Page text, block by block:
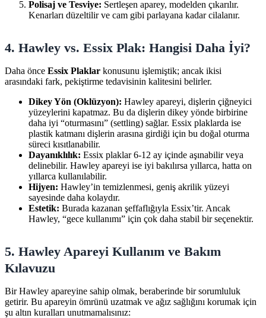
Polisaj ve Tesviye: Sertleşen aparey, modelden çıkarılır.
Kenarları düzeltilir ve cam gibi parlayana kadar cilalanır.
4. Hawley vs. Essix Plak: Hangisi Daha İyi?
Daha önce Essix Plaklar konusunu işlemiştik; ancak ikisi
arasındaki fark, pekiştirme tedavisinin kalitesini belirler.
Dikey Yön (Oklüzyon): Hawley apareyi, dişlerin çiğneyici
yüzeylerini kapatmaz. Bu da dişlerin dikey yönde birbirine
daha iyi “oturmasını” (settling) sağlar. Essix plaklarda ise
plastik katmanı dişlerin arasına girdiği için bu doğal oturma
süreci kısıtlanabilir.
Dayanıklılık: Essix plaklar 6-12 ay içinde aşınabilir veya
delinebilir. Hawley apareyi ise iyi bakılırsa yıllarca, hatta on
yıllarca kullanılabilir.
Hijyen: Hawley’in temizlenmesi, geniş akrilik yüzeyi
sayesinde daha kolaydır.
Estetik: Burada kazanan şeffaflığıyla Essix’tir. Ancak
Hawley, “gece kullanımı” için çok daha stabil bir seçenektir.
5. Hawley Apareyi Kullanım ve Bakım
Kılavuzu
Bir Hawley apareyine sahip olmak, beraberinde bir sorumluluk
getirir. Bu apareyin ömrünü uzatmak ve ağız sağlığını korumak için
şu altın kuralları unutmamalısınız: